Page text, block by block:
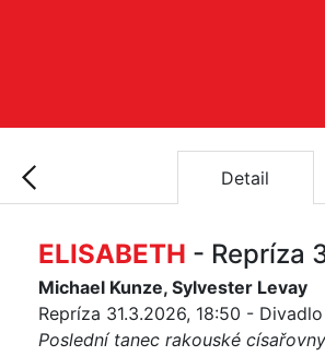
Detail
ELISABETH - Repríza
Michael Kunze, Sylvester Levay
Repríza 31.3.2026, 18:50 -
Poslední tanec rakouské císařovny